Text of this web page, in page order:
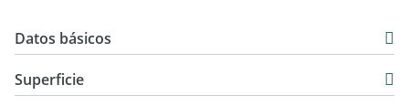
Datos básicos
USD 1.000.000
Superficie